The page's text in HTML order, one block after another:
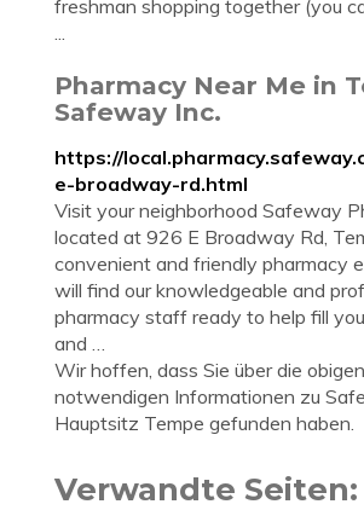
freshman shopping together (you
...
Pharmacy Near Me in
Safeway Inc.
https://
e-broadway-rd.html
Visit your neighborhood Safeway
located at 926 E Broadway Rd,
convenient and friendly pharmacy
will find our knowledgeable and
pharmacy staff ready to help fill
and …
Wir hoffen, dass Sie über die
notwendigen Informationen zu
Hauptsitz Tempe gefunden haben.
Verwandte Seiten: